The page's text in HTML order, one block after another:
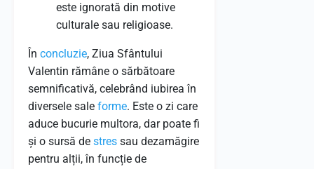
este ignorată din motive
culturale sau religioase.
În concluzie, Ziua Sfântului
Valentin rămâne o sărbătoare
semnificativă, celebrând iubirea în
diversele sale forme. Este o zi care
aduce bucurie multora, dar poate fi
și o sursă de stres sau dezamăgire
pentru alții, în funcție de